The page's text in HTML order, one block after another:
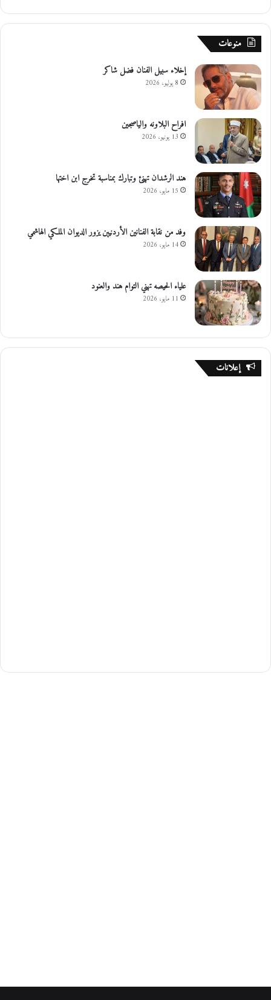
منوعات
إخلاء سبيل الفنان فضل شاكر
8 يوليو، 2026
افراح البلاونه والياصجين
13 يونيو، 2026
هند الرشدان تهنئ وتبارك بمناسبة تخرج ابن اختها
15 مايو، 2026
وفد من نقابة الفنانين الأردنيين يزور الديوان الملكي الهاشمي
14 مايو، 2026
علياء الحيصه تهني التوام هند والعنود
11 مايو، 2026
إعلانات